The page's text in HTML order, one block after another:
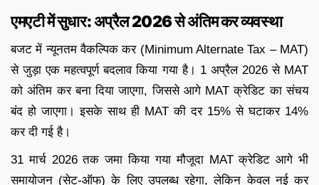
एमएटी में सुधार: अप्रैल 2026 से अंतिम कर व्यवस्था
बजट में न्यूनतम वैकल्पिक कर (Minimum Alternate Tax – MAT)
से जुड़ा एक महत्वपूर्ण बदलाव किया गया है। 1 अप्रैल 2026 से MAT
को अंतिम कर बना दिया जाएगा, जिससे आगे MAT क्रेडिट का संचय
बंद हो जाएगा। इसके साथ ही MAT की दर 15% से घटाकर 14%
कर दी गई है।
31 मार्च 2026 तक जमा किया गया मौजूदा MAT क्रेडिट आगे भी
समायोजन (सेट-ऑफ) के लिए उपलब्ध रहेगा, लेकिन केवल नई कर